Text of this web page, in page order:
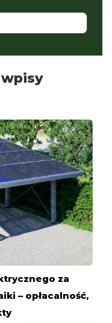
za
– opłacalność,